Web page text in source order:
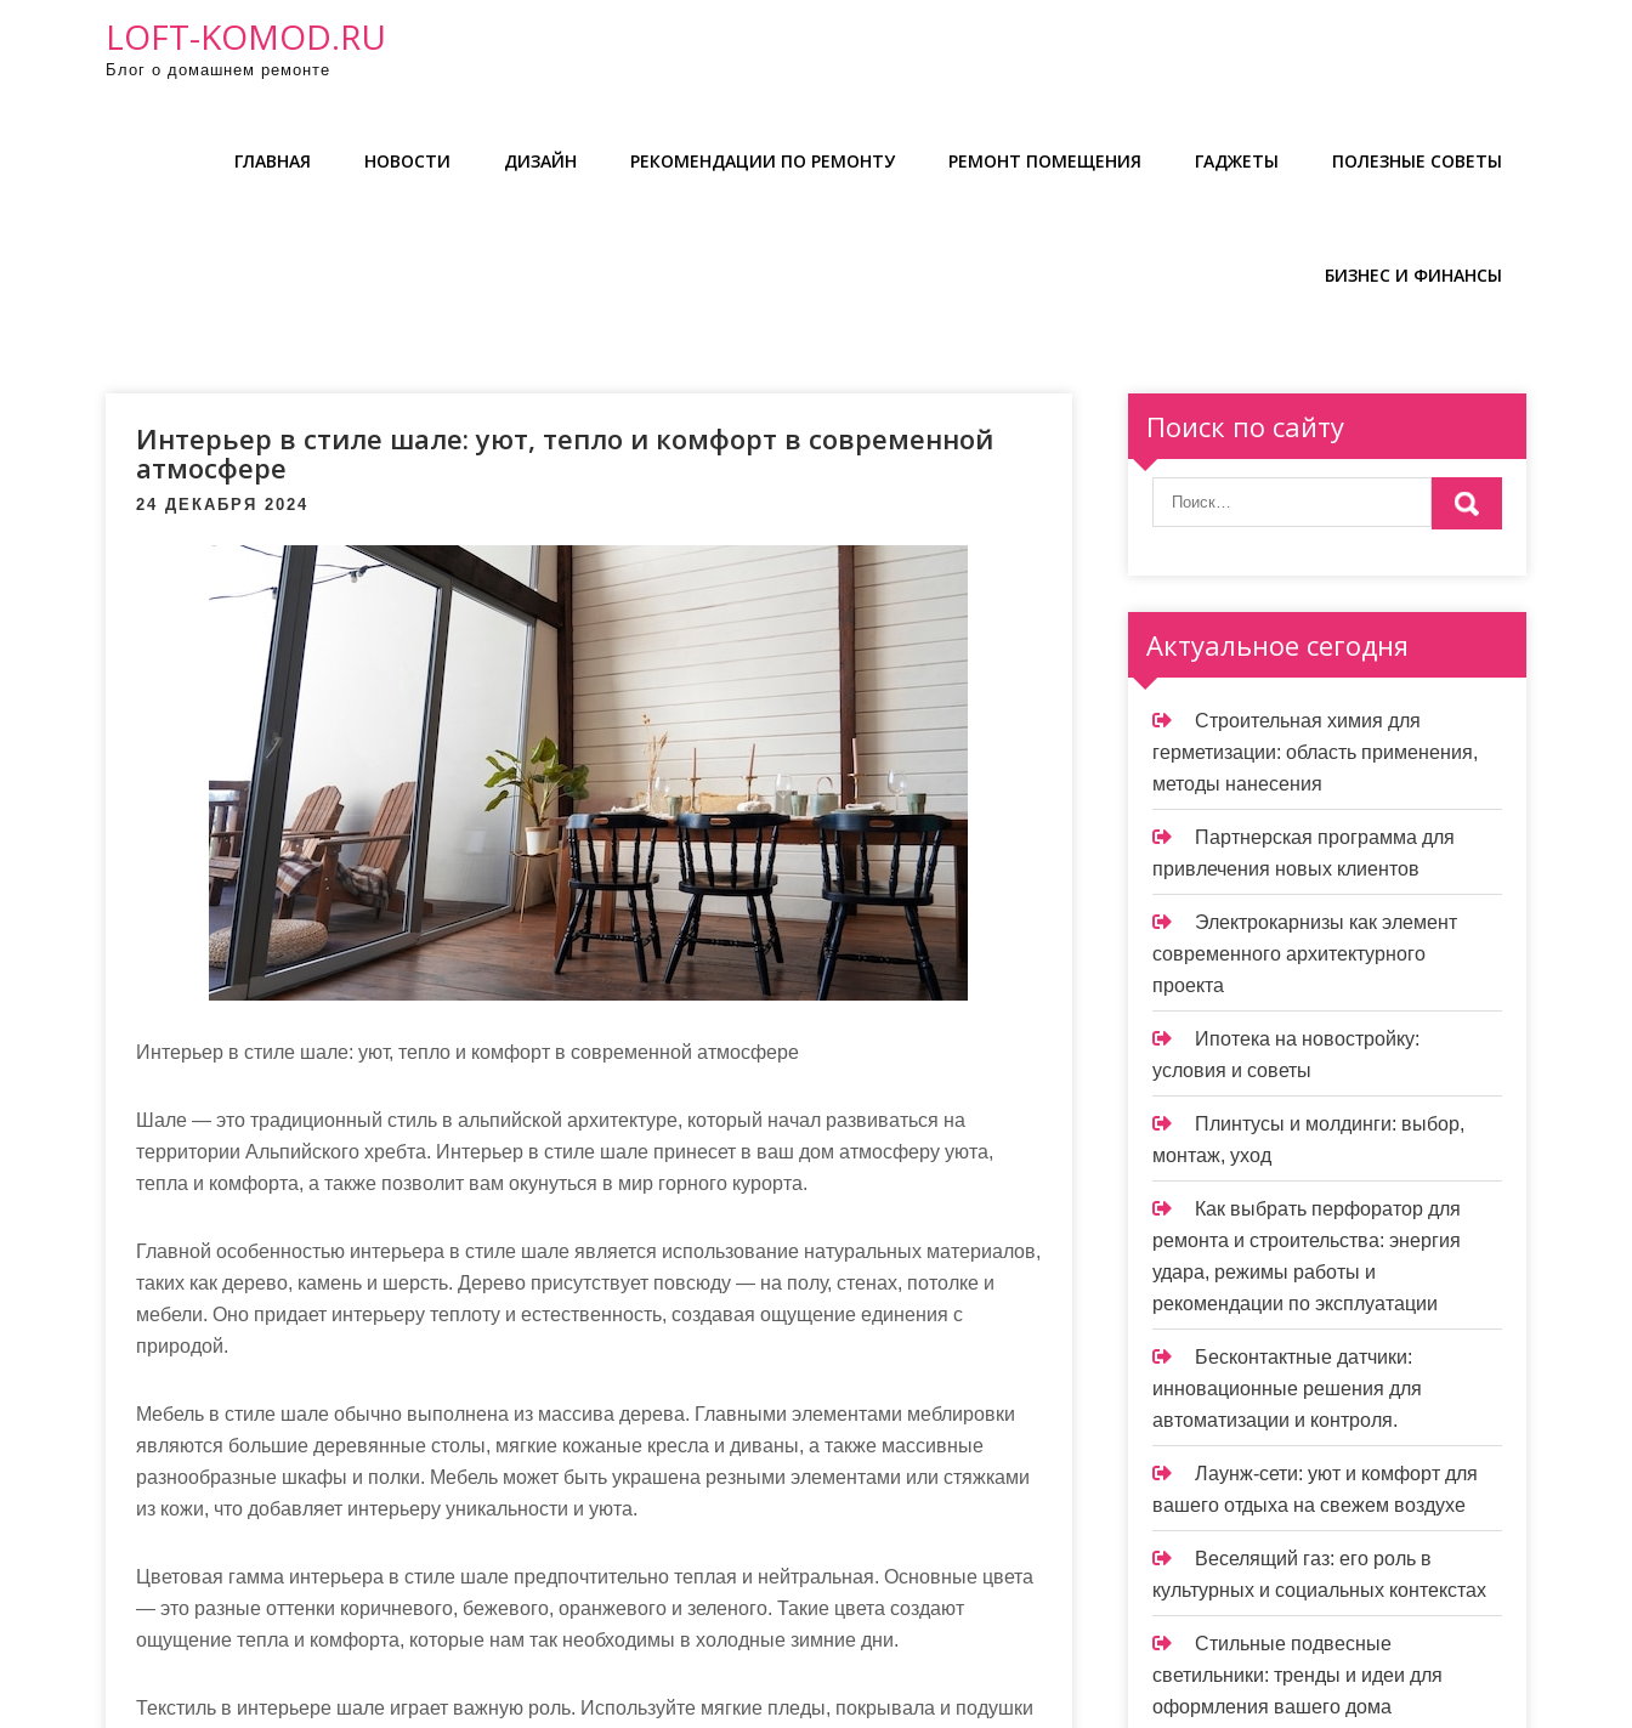
LOFT-KOMOD.RU
Блог о домашнем ремонте
ГЛАВНАЯ НОВОСТИ ДИЗАЙН РЕКОМЕНДАЦИИ ПО РЕМОНТУ РЕМОНТ ПОМЕЩЕНИЯ ГАДЖЕТЫ ПОЛЕЗНЫЕ СОВЕТЫ
БИЗНЕС И ФИНАНСЫ
Интерьер в стиле шале: уют, тепло и комфорт в современной
атмосфере
24 ДЕКАБРЯ 2024
Интерьер в стиле шале: уют, тепло и комфорт в современной атмосфере
Шале — это традиционный стиль в альпийской архитектуре, который начал развиваться на
территории Альпийского хребта. Интерьер в стиле шале принесет в ваш дом атмосферу уюта,
тепла и комфорта, а также позволит вам окунуться в мир горного курорта.
Главной особенностью интерьера в стиле шале является использование натуральных материалов,
таких как дерево, камень и шерсть. Дерево присутствует повсюду — на полу, стенах, потолке и
мебели. Оно придает интерьеру теплоту и естественность, создавая ощущение единения с
природой.
Мебель в стиле шале обычно выполнена из массива дерева. Главными элементами меблировки
являются большие деревянные столы, мягкие кожаные кресла и диваны, а также массивные
разнообразные шкафы и полки. Мебель может быть украшена резными элементами или стяжками
из кожи, что добавляет интерьеру уникальности и уюта.
Цветовая гамма интерьера в стиле шале предпочтительно теплая и нейтральная. Основные цвета
— это разные оттенки коричневого, бежевого, оранжевого и зеленого. Такие цвета создают
ощущение тепла и комфорта, которые нам так необходимы в холодные зимние дни.
Текстиль в интерьере шале играет важную роль. Используйте мягкие пледы, покрывала и подушки
Поиск по сайту
Актуальное сегодня
Строительная химия для
герметизации: область применения,
методы нанесения
Партнерская программа для
привлечения новых клиентов
Электрокарнизы как элемент
современного архитектурного
проекта
Ипотека на новостройку:
условия и советы
Плинтусы и молдинги: выбор,
монтаж, уход
Как выбрать перфоратор для
ремонта и строительства: энергия
удара, режимы работы и
рекомендации по эксплуатации
Бесконтактные датчики:
инновационные решения для
автоматизации и контроля.
Лаунж-сети: уют и комфорт для
вашего отдыха на свежем воздухе
Веселящий газ: его роль в
культурных и социальных контекстах
Стильные подвесные
светильники: тренды и идеи для
оформления вашего дома